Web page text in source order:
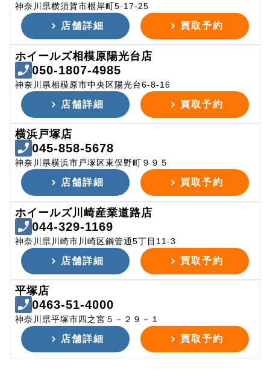
神奈川県横須賀市根岸町5-17-25
店舗詳細 買取予約
ホイールズ相模原陽光台店
050-1807-4985
神奈川県相模原市中央区陽光台6-8-16
店舗詳細 買取予約
横浜戸塚店
045-858-5678
神奈川県横浜市戸塚区東俣野町９９５
店舗詳細 買取予約
ホイールズ川崎産業道路店
044-329-1169
神奈川県川崎市川崎区鋼管通5丁目11-3
店舗詳細 買取予約
平塚店
0463-51-4000
神奈川県平塚市四之宮５－２９－１
店舗詳細 買取予約